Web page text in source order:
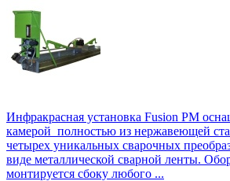
Инфракрасная установка Fusion PM
камерой полностью из нержавеющей
четырех уникальных сварочных
виде металлической сварной ленты.
монтируется сбоку любого ...